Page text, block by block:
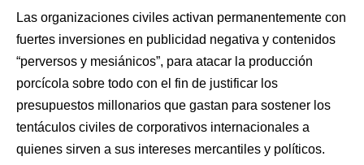
Las organizaciones civiles activan permanentemente con
fuertes inversiones en publicidad negativa y contenidos
“perversos y mesiánicos”, para atacar la producción
porcícola sobre todo con el fin de justificar los
presupuestos millonarios que gastan para sostener los
tentáculos civiles de corporativos internacionales a
quienes sirven a sus intereses mercantiles y políticos.